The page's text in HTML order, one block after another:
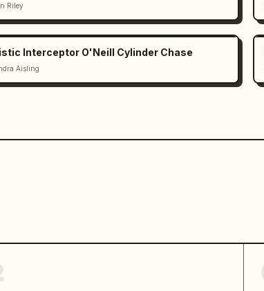
Riley
Interceptor O'Neill Cylinder Chase
Aisling